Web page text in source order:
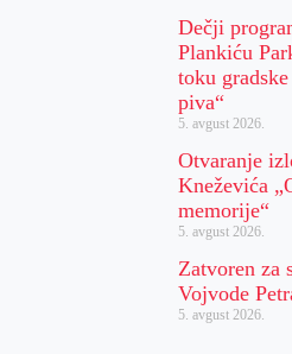
Dečji
Plankiću
toku
piva“
5. avgust 2026.
Otvaranje
Kneževića
memorije“
5. avgust 2026.
Zatvoren za
Vojvode
5. avgust 2026.